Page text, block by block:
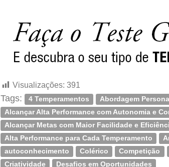
Visualizações: 391
Tags: 4 Temperamentos Abordagem
Alcançar Alta Performance com Autonomia e
Alcançar Metas com Maior Facilidade e
Alta Performance para Cada Temperamento
autoconhecimento
Colérico Competição
Criatividade
Desafios em Oportunidades